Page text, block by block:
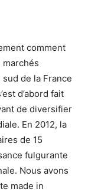
comment
de la France
d’abord fait
de diversifier
En 2012, la
de 15
fulgurante
Nous avons
made in